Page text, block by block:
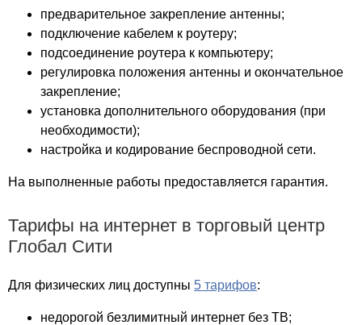
предварительное закрепление антенны;
подключение кабелем к роутеру;
подсоединение роутера к компьютеру;
регулировка положения антенны и окончательное
закрепление;
установка дополнительного оборудования (при
необходимости);
настройка и кодирование беспроводной сети.
На выполненные работы предоставляется гарантия.
Тарифы на интернет в торговый центр
Глобал Сити
Для физических лиц доступны 5 тарифов:
недорогой безлимитный интернет без ТВ;